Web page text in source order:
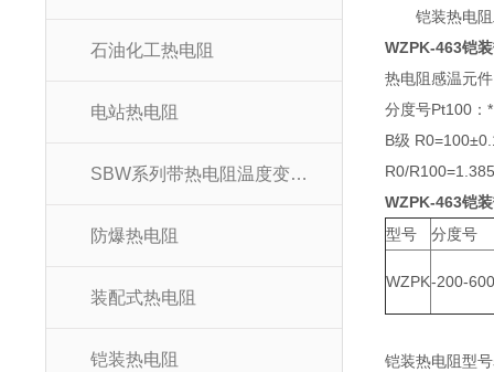
石油化工热电阻
电站热电阻
SBW系列带热电阻温度变送器
防爆热电阻
装配式热电阻
铠装热电阻
铠装热电阻工
WZPK-463铠
热电阻感温元
分度号Pt100
B级
R0/
WZPK-463铠
型号
分度号
WZPK-200-
铠装热电阻型